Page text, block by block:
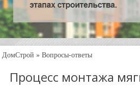
ДомСтрой » Вопросы-ответы
Процесс монтажа